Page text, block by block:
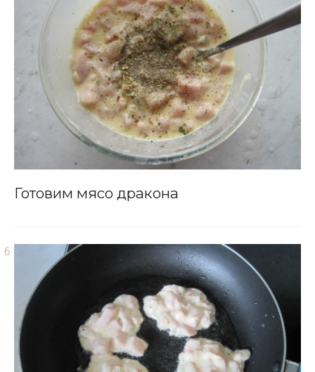
Готовим мясо дракона